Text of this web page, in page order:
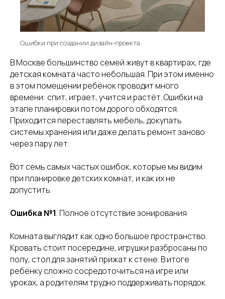
Ошибки при создании дизайн-проекта
В Москве большинство семей живут в квартирах, где
детская комната часто небольшая. При этом именно
в этом помещении ребёнок проводит много
времени: спит, играет, учится и растёт. Ошибки на
этапе планировки потом дорого обходятся.
Приходится переставлять мебель, докупать
системы хранения или даже делать ремонт заново
через пару лет.
Вот семь самых частых ошибок, которые мы видим
при планировке детских комнат, и как их не
допустить.
Ошибка №1. Полное отсутствие зонирования
Комната выглядит как одно большое пространство.
Кровать стоит посередине, игрушки разбросаны по
полу, стол для занятий прижат к стене. В итоге
ребёнку сложно сосредоточиться на игре или
уроках, а родителям трудно поддерживать порядок.